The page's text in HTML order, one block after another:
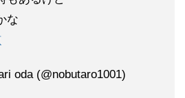
な
oda (@nobutaro1001)